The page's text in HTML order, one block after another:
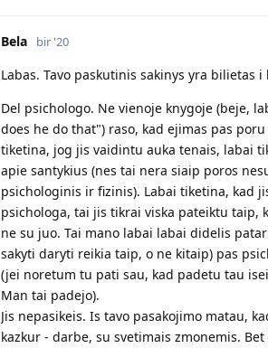
Bela bir '20
Labas. Tavo paskutinis sakinys yra
Del psichologo. Ne vienoje knygoje (beje,
does he do that") raso, kad ejimas pas
tiketina, jog jis vaidintu auka tenais, labai
apie santykius (nes tai nera siaip poros
psichologinis ir fizinis). Labai tiketina, kad
psichologa, tai jis tikrai viska pateiktu taip,
ne su juo. Tai mano labai labai didelis
sakyti daryti reikia taip, o ne kitaip) pas
(jei noretum tu pati sau, kad padetu tau
Man tai padejo).
Jis nepasikeis. Is tavo pasakojimo matau,
kazkur - darbe, su svetimais zmonemis.